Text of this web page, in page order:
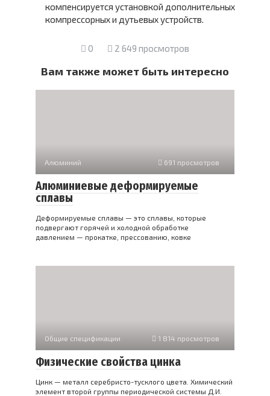
компенсируется установкой дополнительных
компрессорных и дутьевых устройств.
0 2 649 просмотров
Вам также может быть интересно
Алюминий 691 просмотров
Алюминиевые деформируемые
сплавы
Деформируемые сплавы — это сплавы, которые
подвергают горячей и холодной обработке
давлением — прокатке, прессованию, ковке
Общие спецификации 1 814 просмотров
Физические свойства цинка
Цинк — металл серебристо-тусклого цвета. Химический
элемент второй группы периодической системы Д.И.